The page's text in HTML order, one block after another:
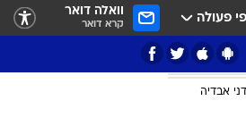
פעולה וואלה דואר
קרא דואר
דני אבדיה